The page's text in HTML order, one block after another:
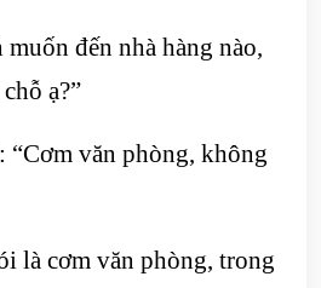
đến nhà hàng nào,
ạ?”
văn phòng, không
là cơm văn phòng, trong